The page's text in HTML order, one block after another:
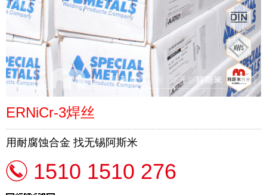
ERNiCr-3焊丝
用耐腐蚀合金 找无锡阿斯米
1510 1510 276